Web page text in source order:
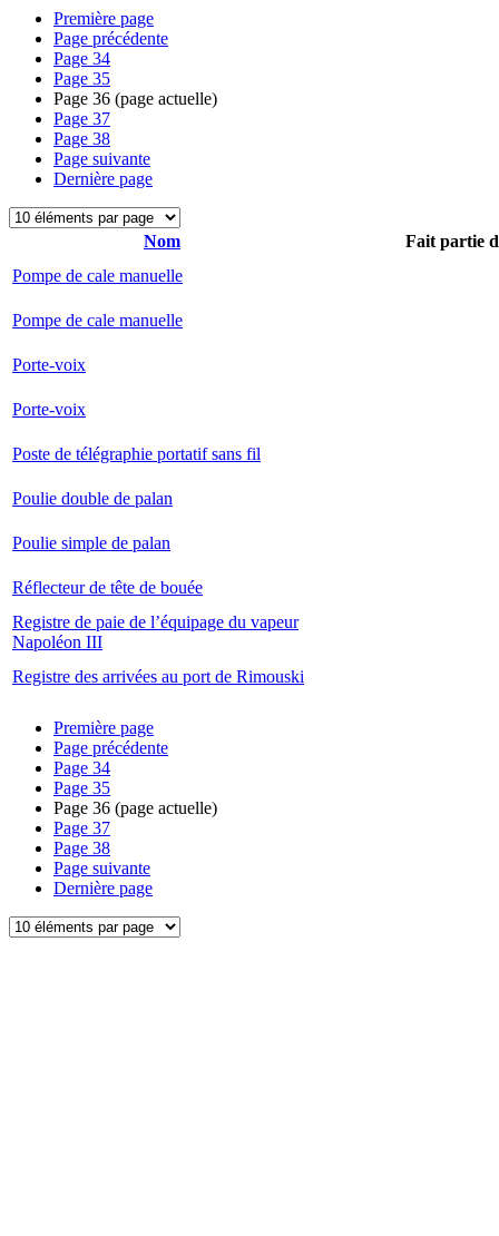
Première page
Page précédente
Page 34
Page 35
Page 36 (page actuelle)
Page 37
Page 38
Page suivante
Dernière page
Nom
Fait partie
Pompe de cale manuelle
Pompe de cale manuelle
Porte-voix
Porte-voix
Poste de télégraphie portatif sans fil
Poulie double de palan
Poulie simple de palan
Réflecteur de tête de bouée
Registre de paie de l’équipage du vapeur
Napoléon III
Registre des arrivées au port de Rimouski
Première page
Page précédente
Page 34
Page 35
Page 36 (page actuelle)
Page 37
Page 38
Page suivante
Dernière page